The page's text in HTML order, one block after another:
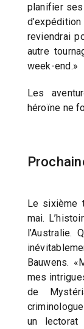
planifier ses
reviendrai
autre
week-end.»
Les
héroïne ne
Le sixième
mai.
l’Australie.
Bauwens.
mes
de
un lectorat